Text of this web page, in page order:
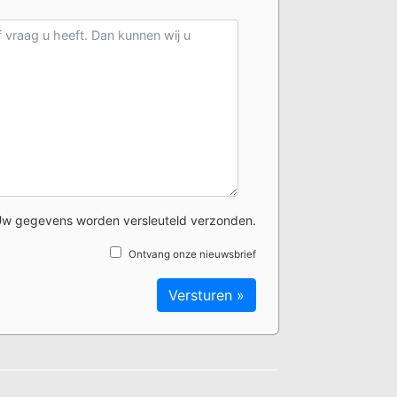
gegevens worden versleuteld verzonden.
Ontvang onze nieuwsbrief